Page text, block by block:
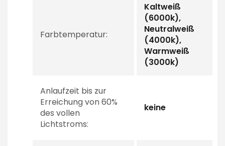
Farbtemperatur:
Kaltweiß
(6000k),
Neutralweiß
(4000k),
Warmweiß
(3000k)
Anlaufzeit bis zur
Erreichung von 60%
des vollen
Lichtstroms:
keine